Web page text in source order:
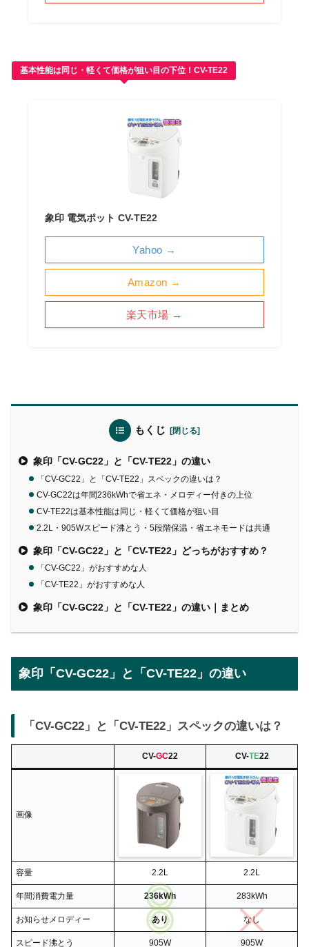
基本性能は同じ・軽くて価格が狙い目の下位！CV-TE22
象印 電気ポット CV-TE22
Amazon →
楽天市場 →
Yahoo →
もくじ
象印「CV-GC22」と「CV-TE22」の違い
「CV-GC22」と「CV-TE22」スペックの違いは？
CV-GC22は年間236kWhで省エネ・メロディー付きの上位
CV-TE22は基本性能は同じ・軽くて価格が狙い目
2.2L・905Wスピード沸とう・5段階保温・省エネモードは共通
象印「CV-GC22」と「CV-TE22」どっちがおすすめ？
「CV-GC22」がおすすめな人
「CV-TE22」がおすすめな人
象印「CV-GC22」と「CV-TE22」の違い｜まとめ
象印「CV-GC22」と「CV-TE22」の違い
「CV-GC22」と「CV-TE22」スペックの違いは？
CV-GC22 CV-TE22
画像
容量 2.2L 2.2L
年間消費電力量 236kWh 283kWh
お知らせメロディー あり なし
スピード沸とう 905W 905W